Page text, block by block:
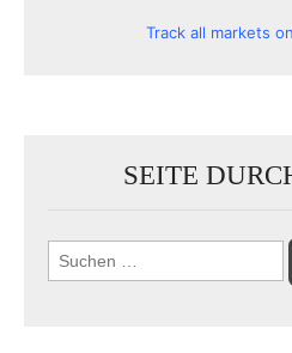
Track all markets
SEITE
Suchen
nach: